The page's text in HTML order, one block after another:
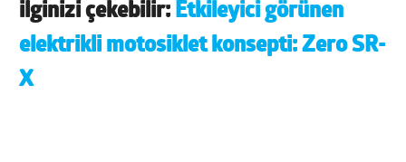
ilginizi çekebilir: Etkileyici görünen
elektrikli motosiklet konsepti: Zero SR-
X